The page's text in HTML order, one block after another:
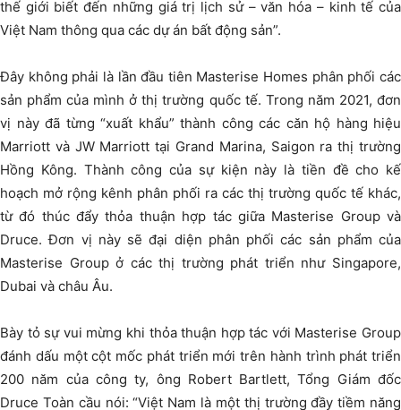
thế giới biết đến những giá trị lịch sử – văn hóa – kinh tế của
Việt Nam thông qua các dự án bất động sản”.
Đây không phải là lần đầu tiên Masterise Homes phân phối các
sản phẩm của mình ở thị trường quốc tế. Trong năm 2021, đơn
vị này đã từng “xuất khẩu” thành công các căn hộ hàng hiệu
Marriott và JW Marriott tại Grand Marina, Saigon ra thị trường
Hồng Kông. Thành công của sự kiện này là tiền đề cho kế
hoạch mở rộng kênh phân phối ra các thị trường quốc tế khác,
từ đó thúc đẩy thỏa thuận hợp tác giữa Masterise Group và
Druce. Đơn vị này sẽ đại diện phân phối các sản phẩm của
Masterise Group ở các thị trường phát triển như Singapore,
Dubai và châu Âu.
Bày tỏ sự vui mừng khi thỏa thuận hợp tác với Masterise Group
đánh dấu một cột mốc phát triển mới trên hành trình phát triển
200 năm của công ty, ông Robert Bartlett, Tổng Giám đốc
Druce Toàn cầu nói: “Việt Nam là một thị trường đầy tiềm năng